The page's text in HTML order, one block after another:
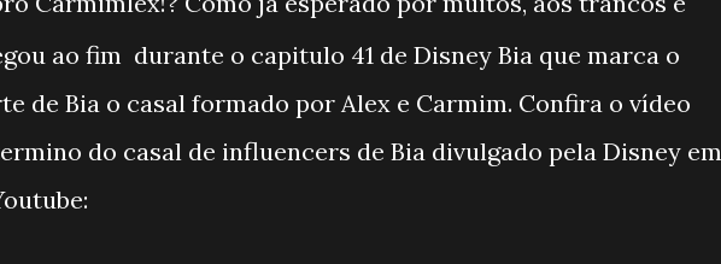
ao fim durante o capitulo 41 de Disney Bia que marca o
de Bia o casal formado por Alex e Carmim. Confira o vídeo
do casal de influencers de Bia divulgado pela Disney em